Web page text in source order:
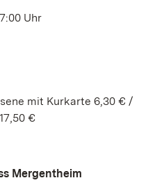
Uhr
mit Kurkarte 6,30 € /
€
Mergentheim